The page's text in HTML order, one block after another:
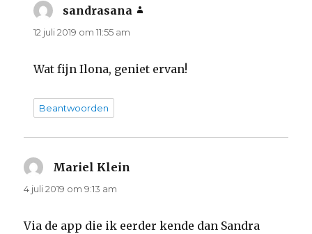
sandrasana
12 juli 2019 om 11:55 am
Wat fijn Ilona, geniet ervan!
Beantwoorden
Mariel Klein
4 juli 2019 om 9:13 am
Via de app die ik eerder kende dan Sandra